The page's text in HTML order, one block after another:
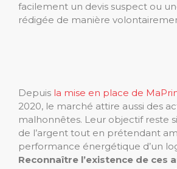
facilement un devis suspect ou
rédigée de manière
Depuis la mise en place de
2020, le marché attire aussi des
malhonnêtes. Leur objectif reste
de l’argent tout en prétendant
performance énergétique d’un
Reconnaître l’existence de ces